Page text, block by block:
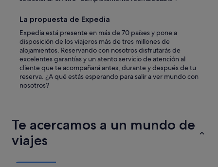
La propuesta de Expedia
Expedia está presente en más de 70 países y pone a
disposición de los viajeros más de tres millones de
alojamientos. Reservando con nosotros disfrutarás de
excelentes garantías y un atento servicio de atención al
cliente que te acompañará antes, durante y después de tu
reserva. ¿A qué estás esperando para salir a ver mundo con
nosotros?
Te acercamos a un mundo de
viajes